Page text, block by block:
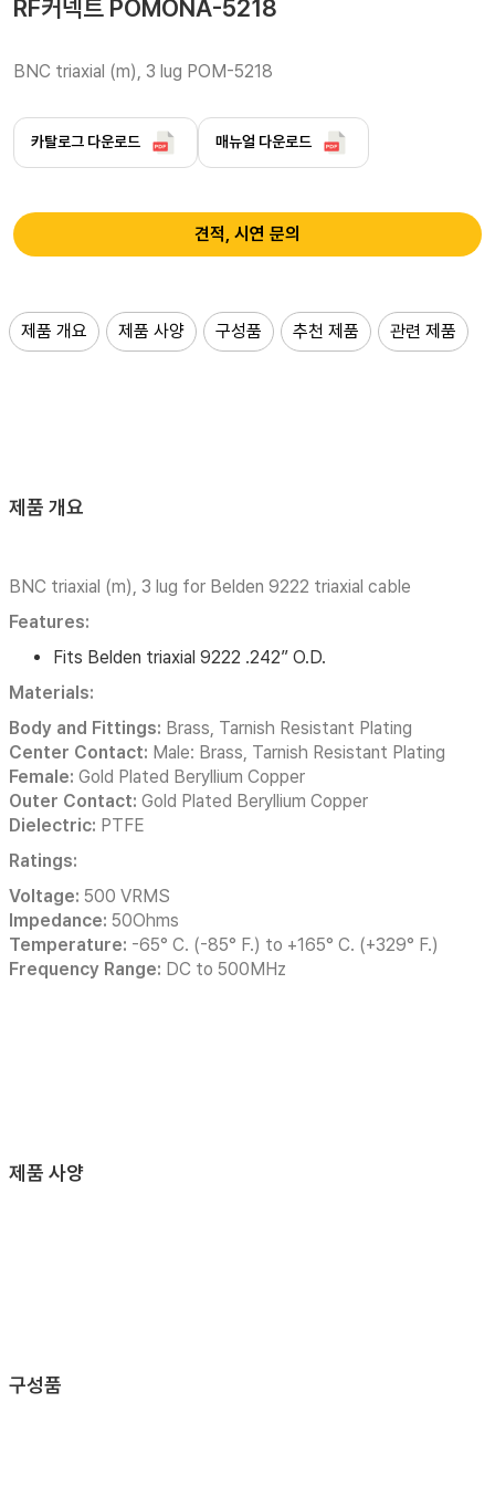
RF커넥트 POMONA-5218
BNC triaxial (m), 3 lug POM-5218
카탈로그 다운로드 매뉴얼 다운로드
견적, 시연 문의
제품 개요 제품 사양 구성품 추천 제품 관련 제품
제품 개요
BNC triaxial (m), 3 lug for Belden 9222 triaxial cable
Features:
Fits Belden triaxial 9222 .242” O.D.
Materials:
Body and Fittings: Brass, Tarnish Resistant Plating
Center Contact: Male: Brass, Tarnish Resistant Plating
Female: Gold Plated Beryllium Copper
Outer Contact: Gold Plated Beryllium Copper
Dielectric: PTFE
Ratings:
Voltage: 500 VRMS
Impedance: 50Ohms
Temperature: -65° C. (-85° F.) to +165° C. (+329° F.)
Frequency Range: DC to 500MHz
제품 사양
구성품